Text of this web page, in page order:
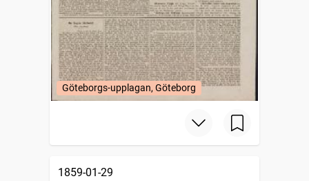
Göteborgs-upplagan, Göteborg
1859-01-29